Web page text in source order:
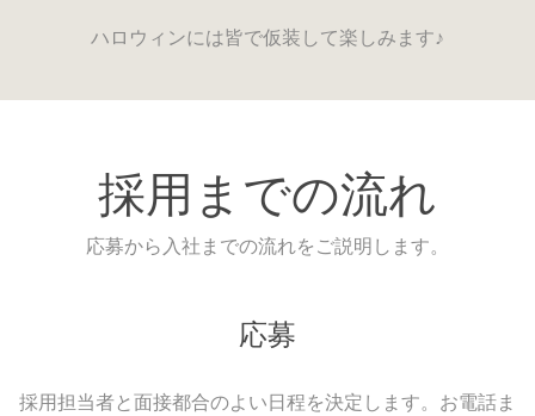
ハロウィンには皆で仮装して楽しみます♪
採用までの流れ
応募から入社までの流れをご説明します。
応募
採用担当者と面接都合のよい日程を決定します。お電話ま